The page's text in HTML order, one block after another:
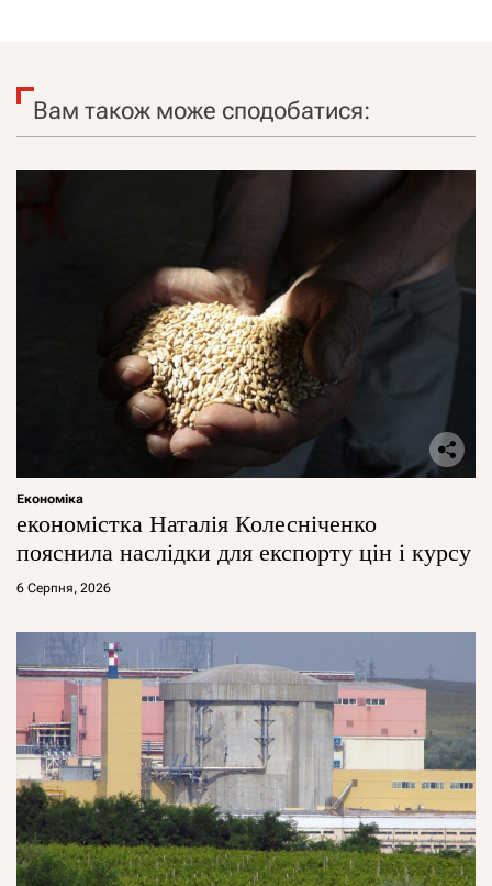
Вам також може сподобатися:
Економіка
економістка Наталія Колесніченко
пояснила наслідки для експорту цін і курсу
6 Серпня, 2026